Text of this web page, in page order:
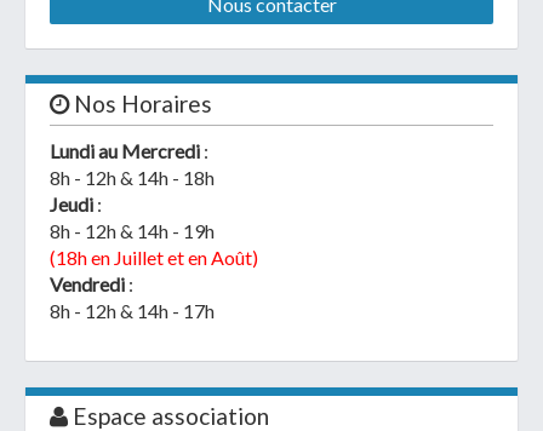
Nos Horaires
Lundi au Mercredi :
8h - 12h & 14h - 18h
Jeudi :
8h - 12h & 14h - 19h
(18h en Juillet et en Août)
Vendredi :
8h - 12h & 14h - 17h
Espace association